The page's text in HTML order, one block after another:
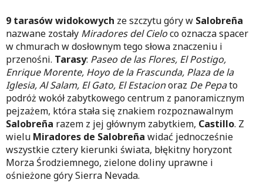
9 tarasów widokowych ze szczytu góry w Salobreña
nazwane zostały Miradores del Cieloco oznacza spacer
w chmurach w dosłownym tego słowa znaczeniu i
przenośni. Tarasy: Paseo de las Flores, El Postigo,
Enrique Morente, Hoyo de la Frascunda, Plaza de la
Iglesia, Al Salam, El Gato, El Estacionoraz De Pepato
podróż wokół zabytkowego centrum z panoramicznym
pejzażem, która stała się znakiem rozpoznawalnym
Salobreña razem z jej głównym zabytkiem, Castillo. Z
wielu Miradores de Salobreña widać jednocześnie
wszystkie cztery kierunki świata, błękitny horyzont
Morza Środziemnego, zielone doliny uprawne i
ośnieżone góry Sierra Nevada.